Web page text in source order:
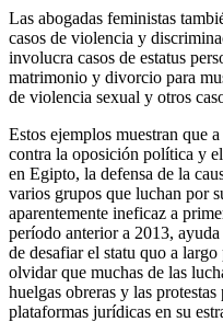
Las abogadas feministas
casos de violencia y
involucra casos de estatus
matrimonio y divorcio para
de violencia sexual y otros
Estos ejemplos muestran que
contra la oposición política y
en Egipto, la defensa de la
varios grupos que luchan por
aparentemente ineficaz a
período anterior a 2013,
de desafiar el statu quo a
olvidar que muchas de las
huelgas obreras y las
plataformas jurídicas en su